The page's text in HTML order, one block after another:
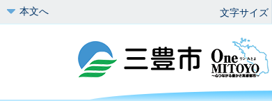
本文へ 文字サイズ